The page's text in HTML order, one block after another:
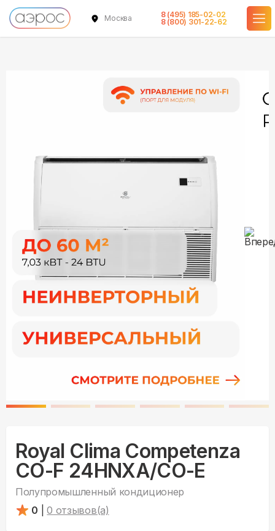
Москва
8 (495) 185-02-02
8 (800) 301-22-62
Royal Clima Competenza
CO-F 24HNXA/CO-E
Полупромышленный кондиционер
0
0 отзывов(а)
в наличии
в наличии